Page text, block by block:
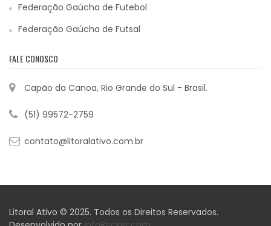
Federação Gaúcha de Futebol
Federação Gaúcha de Futsal
FALE CONOSCO
Capão da Canoa, Rio Grande do Sul - Brasil.
(51) 99572-2759
contato@litoralativo.com.br
Litoral Ativo © 2025. Todos os Direitos Reservados.